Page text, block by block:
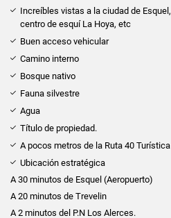
Increíbles vistas a la ciudad de
centro de esquí La Hoya, etc
Buen acceso vehicular
Camino interno
Bosque nativo
Fauna silvestre
Agua
Título de propiedad.
A pocos metros de la Ruta 40
Ubicación estratégica
A 30 minutos de Esquel (Aeropuerto)
A 20 minutos de Trevelin
A 2 minutos del P.N Los Alerces.